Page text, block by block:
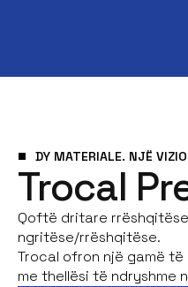
DY MATERIALE. NJË
Trocal
Qoftë dritare
ngritëse/rrëshqitëse.
Trocal ofron një gamë
me thellësi të ndryshme